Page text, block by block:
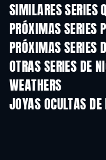
SIMILARES SERIES
TV
PRÓXIMAS SERIES
TV
PRÓXIMAS SERIES
Temporada 6
OTRAS SERIES DE
WEATHERS
JOYAS OCULTAS